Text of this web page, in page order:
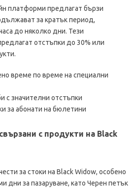
платформи предлагат бързи
за кратък период,
до няколко дни. Тези
отстъпки до 30% или
време по време на специални
с значителни отстъпки
за абонати на бюлетини
с продукти на Black
за стоки на Black Widow, особено
дни за пазаруване, като Черен петък